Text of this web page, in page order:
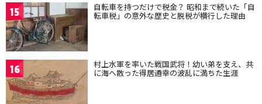
15 自転車を持つだけで税金？ 昭和まで続いた「自
転車税」の意外な歴史と脱税が横行した理由
16 村上水軍を率いた戦国武将！幼い弟を支え、共
に海へ散った得居通幸の波乱に満ちた生涯